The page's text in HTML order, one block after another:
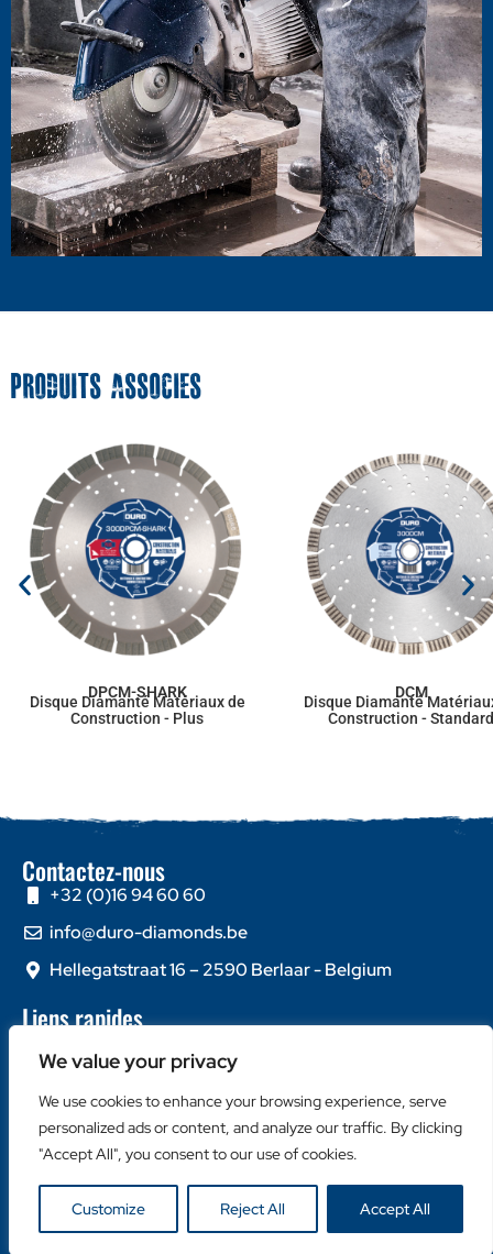
We value your privacy
We use cookies to enhance your browsing experience, serve
personalized ads or content, and analyze our traffic. By clicking
"Accept All", you consent to our use of cookies.
Customize Reject All Accept All
PRODUITS ASSOCIES
DPCM-SHARK
Disque Diamanté Matériaux de
Construction - Plus
DCM
Disque Diamanté
Construction -
Contactez-nous
+32 (0)16 94 60 60
info@duro-diamonds.be
Hellegatstraat 16 – 2590 Berlaar - Belgium
Liens rapides
À propos de nous
Contactez-nous
Catégories populaires
Disques Diamantés
Couronnes Diamantées